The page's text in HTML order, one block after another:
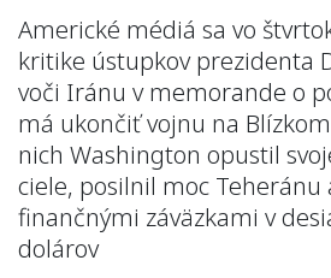
Americké médiá sa vo
kritike ústupkov prezidenta
voči Iránu v memorande o
má ukončiť vojnu na
nich Washington opustil
ciele, posilnil moc Teheránu
finančnými záväzkami v
dolárov